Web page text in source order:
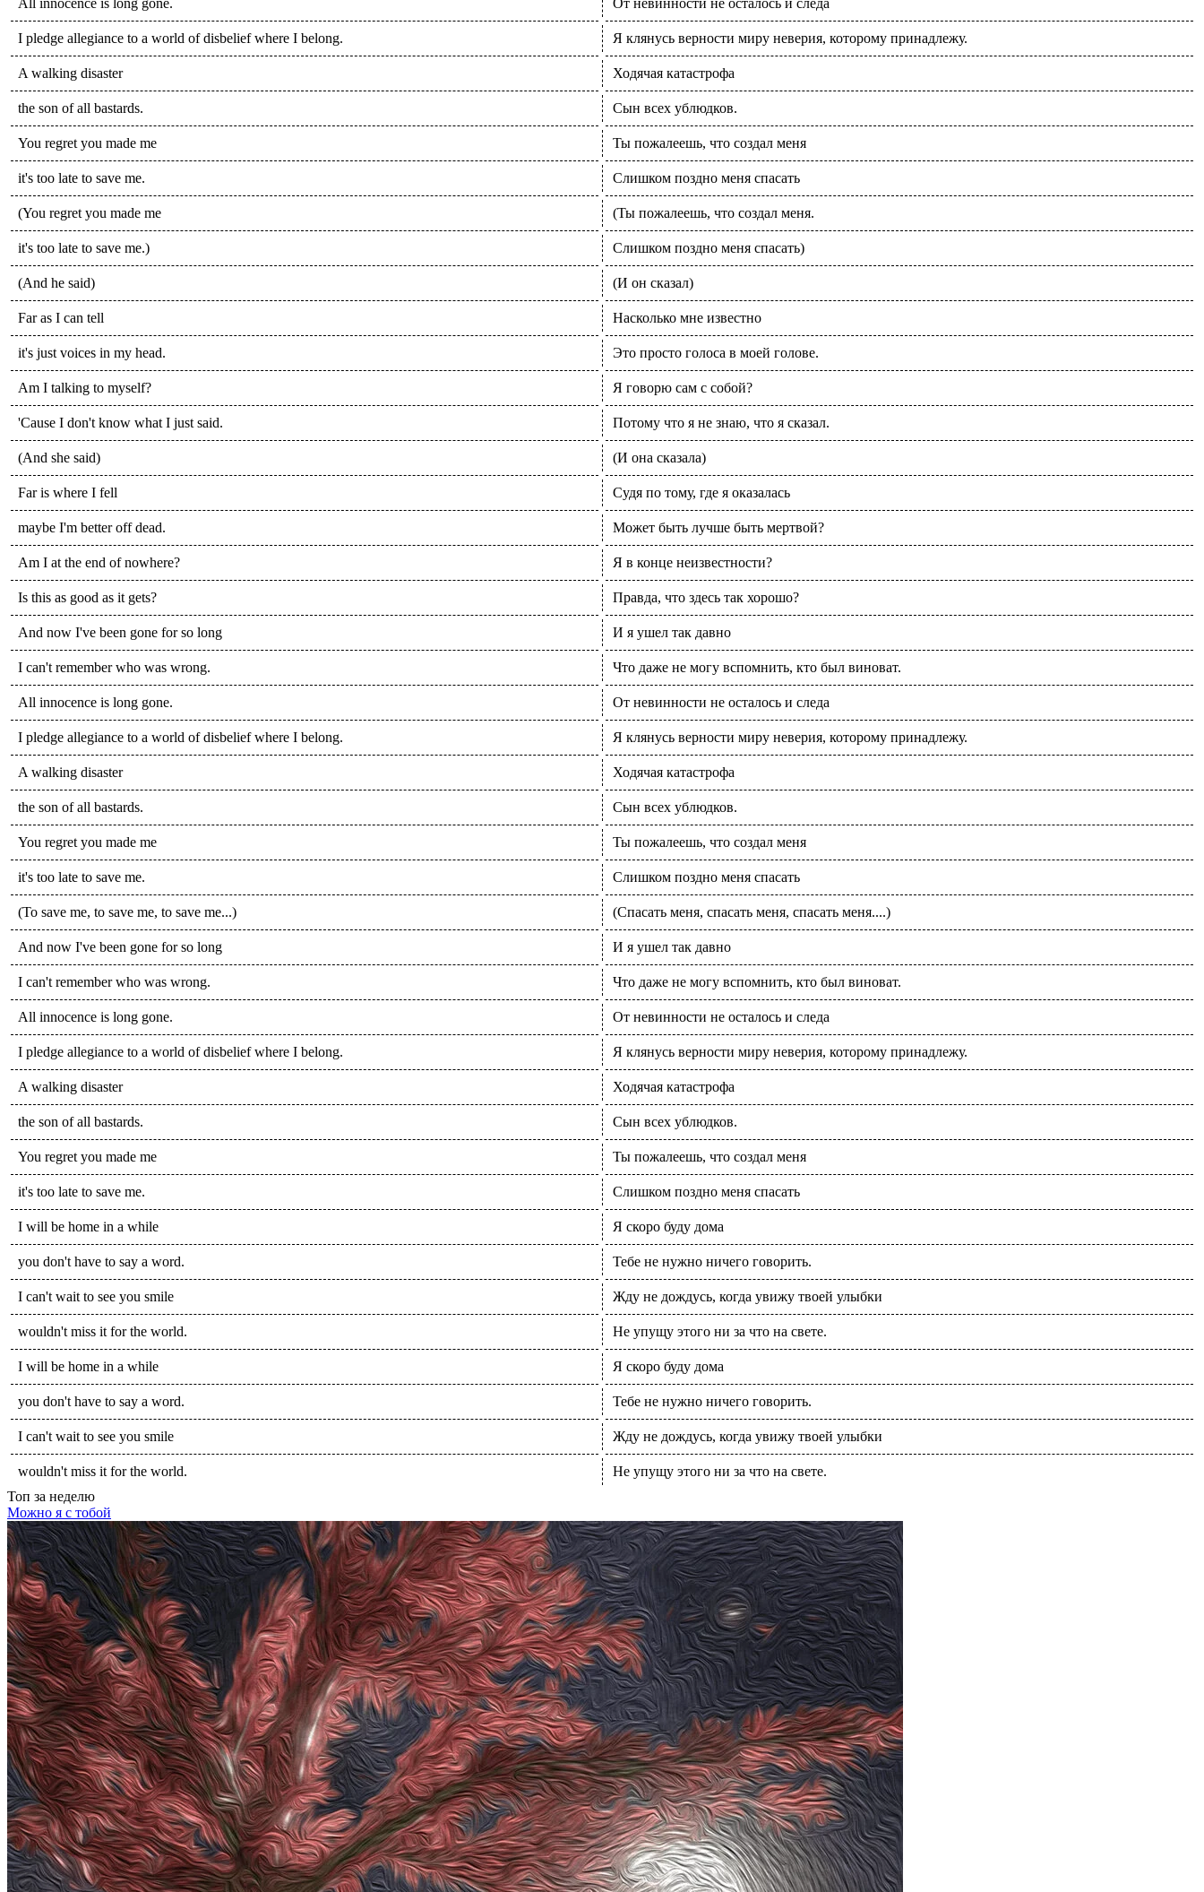
All innocence is long gone.
I pledge allegiance to a world of disbelief where I belong.
A walking disaster
the son of all bastards.
You regret you made me
it's too late to save me.
(You regret you made me
it's too late to save me.)
(And he said)
Far as I can tell
it's just voices in my head.
Am I talking to myself?
'Cause I don't know what I just said.
(And she said)
Far is where I fell
maybe I'm better off dead.
Am I at the end of nowhere?
Is this as good as it gets?
And now I've been gone for so long
I can't remember who was wrong.
All innocence is long gone.
I pledge allegiance to a world of disbelief where I belong.
A walking disaster
the son of all bastards.
You regret you made me
it's too late to save me.
(To save me, to save me, to save me...)
And now I've been gone for so long
I can't remember who was wrong.
All innocence is long gone.
I pledge allegiance to a world of disbelief where I belong.
A walking disaster
the son of all bastards.
You regret you made me
it's too late to save me.
I will be home in a while
you don't have to say a word.
I can't wait to see you smile
wouldn't miss it for the world.
I will be home in a while
you don't have to say a word.
I can't wait to see you smile
wouldn't miss it for the world.
От невинности не осталось и следа
Я клянусь верности миру неверия, которому принадлежу.
Ходячая катастрофа
Сын всех ублюдков.
Ты пожалеешь, что создал меня
Слишком поздно меня спасать
(Ты пожалеешь, что создал меня.
Слишком поздно меня спасать)
(И он сказал)
Насколько мне известно
Это просто голоса в моей голове.
Я говорю сам с собой?
Потому что я не знаю, что я сказал.
(И она сказала)
Судя по тому, где я оказалась
Может быть лучше быть мертвой?
Я в конце неизвестности?
Правда, что здесь так хорошо?
И я ушел так давно
Что даже не могу вспомнить, кто был виноват.
От невинности не осталось и следа
Я клянусь верности миру неверия, которому принадлежу.
Ходячая катастрофа
Сын всех ублюдков.
Ты пожалеешь, что создал меня
Слишком поздно меня спасать
(Спасать меня, спасать меня, спасать меня....)
И я ушел так давно
Что даже не могу вспомнить, кто был виноват.
От невинности не осталось и следа
Я клянусь верности миру неверия, которому принадлежу.
Ходячая катастрофа
Сын всех ублюдков.
Ты пожалеешь, что создал меня
Слишком поздно меня спасать
Я скоро буду дома
Тебе не нужно ничего говорить.
Жду не дождусь, когда увижу твоей улыбки
Не упущу этого ни за что на свете.
Я скоро буду дома
Тебе не нужно ничего говорить.
Жду не дождусь, когда увижу твоей улыбки
Не упущу этого ни за что на свете.
Топ за неделю
Можно я с тобой